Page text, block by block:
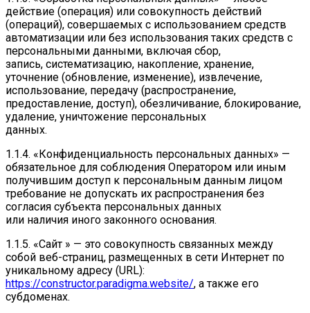
действие (операция) или совокупность действий
(операций), совершаемых с использованием средств
автоматизации или без использования таких средств с
персональными данными, включая сбор,
запись, систематизацию, накопление, хранение,
уточнение (обновление, изменение), извлечение,
использование, передачу (распространение,
предоставление, доступ), обезличивание, блокирование,
удаление, уничтожение персональных
данных.
1.1.4. «Конфиденциальность персональных данных» —
обязательное для соблюдения Оператором или иным
получившим доступ к персональным данным лицом
требование не допускать их распространения без
согласия субъекта персональных данных
или наличия иного законного основания.
1.1.5. «Сайт » — это совокупность связанных между
собой веб-страниц, размещенных в сети Интернет по
уникальному адресу (URL):
https://constructor.paradigma.website/, а также его
субдоменах.